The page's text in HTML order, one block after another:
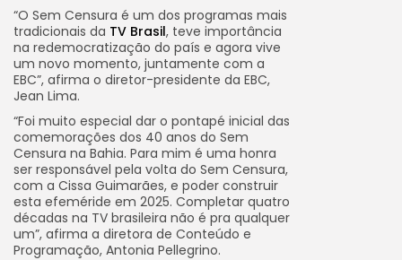
“O Sem Censura é um dos programas mais
tradicionais da TV Brasil, teve importância
na redemocratização do país e agora vive
um novo momento, juntamente com a
EBC”, afirma o diretor-presidente da EBC,
Jean Lima.
“Foi muito especial dar o pontapé inicial das
comemorações dos 40 anos do Sem
Censura na Bahia. Para mim é uma honra
ser responsável pela volta do Sem Censura,
com a Cissa Guimarães, e poder construir
esta efeméride em 2025. Completar quatro
décadas na TV brasileira não é pra qualquer
um”, afirma a diretora de Conteúdo e
Programação, Antonia Pellegrino.